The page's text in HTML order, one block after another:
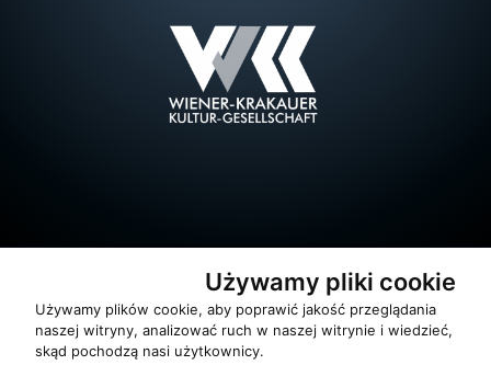
Używamy pliki cookie
Używamy plików cookie, aby poprawić jakość przeglądania
naszej witryny, analizować ruch w naszej witrynie i wiedzieć,
skąd pochodzą nasi użytkownicy.